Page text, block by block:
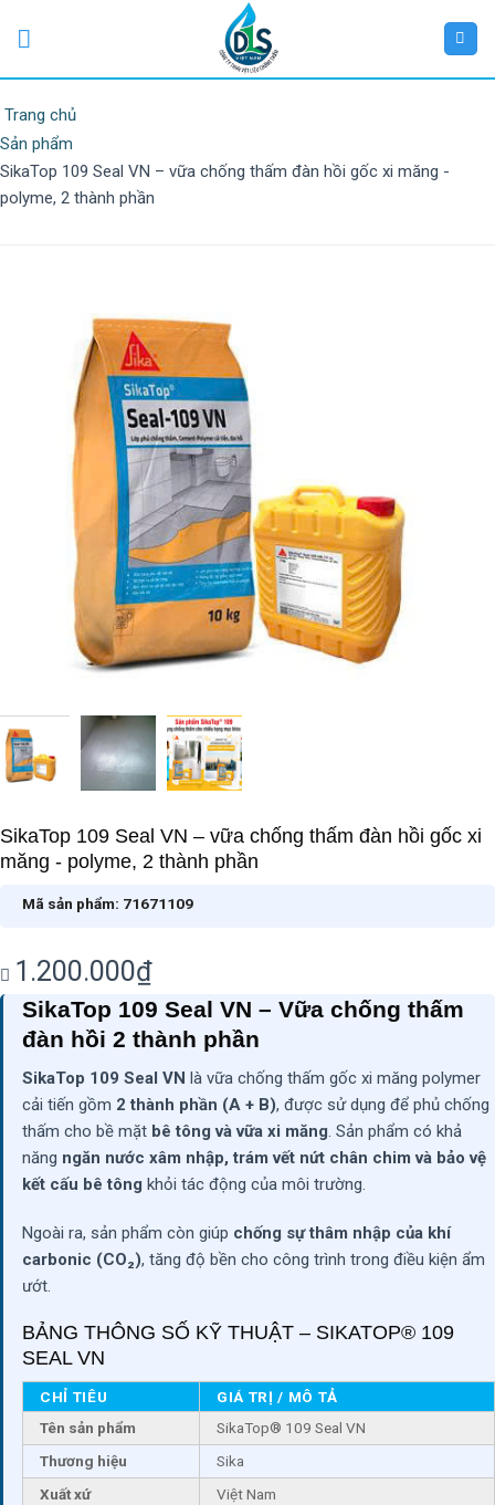
Trang chủ
Sản phẩm
SikaTop 109 Seal VN – vữa chống thấm đàn hồi gốc xi măng -
polyme, 2 thành phần
SikaTop 109 Seal VN – vữa chống thấm đàn hồi gốc xi
măng - polyme, 2 thành phần
Mã sản phẩm: 71671109
1.200.000₫
SikaTop 109 Seal VN – Vữa chống thấm
đàn hồi 2 thành phần
SikaTop 109 Seal VN là vữa chống thấm gốc xi măng polymer
cải tiến gồm 2 thành phần (A + B), được sử dụng để phủ chống
thấm cho bề mặt bê tông và vữa xi măng. Sản phẩm có khả
năng ngăn nước xâm nhập, trám vết nứt chân chim và bảo vệ
kết cấu bê tông khỏi tác động của môi trường.
Ngoài ra, sản phẩm còn giúp chống sự thâm nhập của khí
carbonic (CO₂), tăng độ bền cho công trình trong điều kiện ẩm
ướt.
BẢNG THÔNG SỐ KỸ THUẬT – SIKATOP® 109
SEAL VN
CHỈ TIÊU
GIÁ TRỊ / MÔ TẢ
Tên sản phẩm
SikaTop® 109 Seal VN
Thương hiệu
Sika
Xuất xứ
Việt Nam